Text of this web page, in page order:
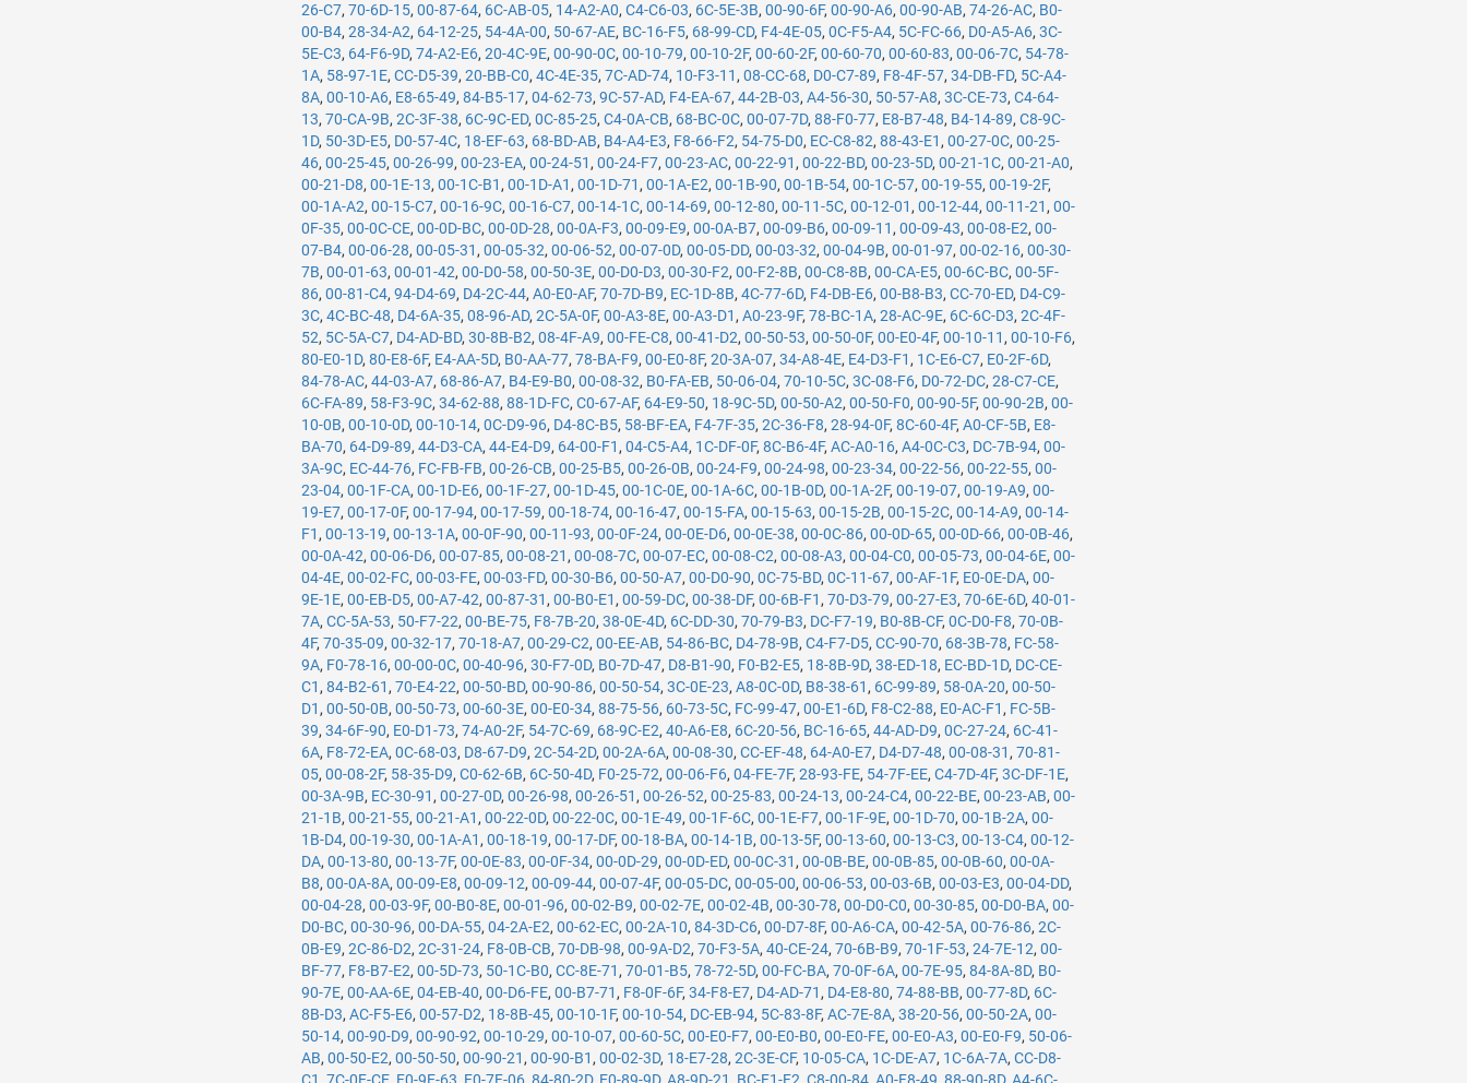
26-C7,70-6D-15,00-87-64, 6C-AB-05, 14-A2-A0,C4-C6-03, 6C-5E-3B,00-90-6F,00-90-A6,00-90-AB,74-26-AC, B0-
00-B4,28-34-A2, 64-12-25, 54-4A-00, 50-67-AE, BC-16-F5, 68-99-CD, F4-4E-05,0C-F5-A4, 5C-FC-66, D0-A5-A6,3C-
5E-C3, 64-F6-9D,74-A2-E6,20-4C-9E,00-90-0C,00-10-79,00-10-2F,00-60-2F,00-60-70,00-60-83,00-06-7C, 54-78-
1A, 58-97-1E,CC-D5-39,20-BB-C0,4C-4E-35,7C-AD-74, 10-F3-11 ,08-CC-68, D0-C7-89, F8-4F-57,34-DB-FD, 5C-A4-
8A,00-10-A6, E8-65-49,84-B5-17,04-62-73,9C-57-AD, F4-EA-67,44-2B-03,A4-56-30, 50-57-A8,3C-CE-73,C4-64-
13,70-CA-9B,2C-3F-38, 6C-9C-ED,0C-85-25,C4-0A-CB, 68-BC-0C,00-07-7D,88-F0-77, E8-B7-48, B4-14-89,C8-9C-
1D, 50-3D-E5, D0-57-4C, 18-EF-63, 68-BD-AB, B4-A4-E3, F8-66-F2, 54-75-D0, EC-C8-82,88-43-E1 ,00-27-0C,00-25-
46,00-25-45,00-26-99,00-23-EA,00-24-51 ,00-24-F7,00-23-AC,00-22-91 ,00-22-BD,00-23-5D,00-21-1C,00-21-A0,
00-21-D8,00-1E-13,00-1C-B1 ,00-1D-A1 ,00-1D-71 ,00-1A-E2,00-1B-90,00-1B-54,00-1C-57,00-19-55,00-19-2F,
00-1A-A2,00-15-C7,00-16-9C,00-16-C7,00-14-1C,00-14-69,00-12-80,00-11-5C,00-12-01 ,00-12-44,00-11-21 ,00-
0F-35,00-0C-CE,00-0D-BC,00-0D-28,00-0A-F3,00-09-E9,00-0A-B7,00-09-B6,00-09-11 ,00-09-43,00-08-E2,00-
07-B4,00-06-28,00-05-31 ,00-05-32,00-06-52,00-07-0D,00-05-DD,00-03-32,00-04-9B,00-01-97,00-02-16,00-30-
7B,00-01-63,00-01-42,00-D0-58,00-50-3E,00-D0-D3,00-30-F2,00-F2-8B,00-C8-8B,00-CA-E5,00-6C-BC,00-5F-
86,00-81-C4,94-D4-69, D4-2C-44,A0-E0-AF,70-7D-B9, EC-1D-8B,4C-77-6D, F4-DB-E6,00-B8-B3,CC-70-ED, D4-C9-
3C,4C-BC-48, D4-6A-35,08-96-AD,2C-5A-0F,00-A3-8E,00-A3-D1 ,A0-23-9F,78-BC-1A,28-AC-9E, 6C-6C-D3,2C-4F-
52, 5C-5A-C7, D4-AD-BD,30-8B-B2,08-4F-A9,00-FE-C8,00-41-D2,00-50-53,00-50-0F,00-E0-4F,00-10-11 ,00-10-F6,
80-E0-1D,80-E8-6F, E4-AA-5D, B0-AA-77,78-BA-F9,00-E0-8F,20-3A-07,34-A8-4E, E4-D3-F1 , 1C-E6-C7, E0-2F-6D,
84-78-AC,44-03-A7, 68-86-A7, B4-E9-B0,00-08-32, B0-FA-EB, 50-06-04,70-10-5C,3C-08-F6, D0-72-DC,28-C7-CE,
6C-FA-89, 58-F3-9C,34-62-88,88-1D-FC,C0-67-AF, 64-E9-50, 18-9C-5D,00-50-A2,00-50-F0,00-90-5F,00-90-2B,00-
10-0B,00-10-0D,00-10-14,0C-D9-96, D4-8C-B5, 58-BF-EA, F4-7F-35,2C-36-F8,28-94-0F,8C-60-4F,A0-CF-5B, E8-
BA-70, 64-D9-89,44-D3-CA,44-E4-D9, 64-00-F1 ,04-C5-A4, 1C-DF-0F,8C-B6-4F,AC-A0-16,A4-0C-C3, DC-7B-94,00-
3A-9C, EC-44-76, FC-FB-FB,00-26-CB,00-25-B5,00-26-0B,00-24-F9,00-24-98,00-23-34,00-22-56,00-22-55,00-
23-04,00-1F-CA,00-1D-E6,00-1F-27,00-1D-45,00-1C-0E,00-1A-6C,00-1B-0D,00-1A-2F,00-19-07,00-19-A9,00-
19-E7,00-17-0F,00-17-94,00-17-59,00-18-74,00-16-47,00-15-FA,00-15-63,00-15-2B,00-15-2C,00-14-A9,00-14-
F1 ,00-13-19,00-13-1A,00-0F-90,00-11-93,00-0F-24,00-0E-D6,00-0E-38,00-0C-86,00-0D-65,00-0D-66,00-0B-46,
00-0A-42,00-06-D6,00-07-85,00-08-21 ,00-08-7C,00-07-EC,00-08-C2,00-08-A3,00-04-C0,00-05-73,00-04-6E,00-
04-4E,00-02-FC,00-03-FE,00-03-FD,00-30-B6,00-50-A7,00-D0-90,0C-75-BD,0C-11-67,00-AF-1F, E0-0E-DA,00-
9E-1E,00-EB-D5,00-A7-42,00-87-31 ,00-B0-E1 ,00-59-DC,00-38-DF,00-6B-F1 ,70-D3-79,00-27-E3,70-6E-6D,40-01-
7A,CC-5A-53, 50-F7-22,00-BE-75, F8-7B-20,38-0E-4D, 6C-DD-30,70-79-B3, DC-F7-19, B0-8B-CF,0C-D0-F8,70-0B-
4F,70-35-09,00-32-17,70-18-A7,00-29-C2,00-EE-AB, 54-86-BC, D4-78-9B,C4-F7-D5,CC-90-70, 68-3B-78, FC-58-
9A, F0-78-16,00-00-0C,00-40-96,30-F7-0D, B0-7D-47, D8-B1-90, F0-B2-E5, 18-8B-9D,38-ED-18, EC-BD-1D, DC-CE-
C1 ,84-B2-61 ,70-E4-22,00-50-BD,00-90-86,00-50-54,3C-0E-23,A8-0C-0D, B8-38-61 , 6C-99-89, 58-0A-20,00-50-
D1 ,00-50-0B,00-50-73,00-60-3E,00-E0-34,88-75-56, 60-73-5C, FC-99-47,00-E1-6D, F8-C2-88, E0-AC-F1 , FC-5B-
39,34-6F-90, E0-D1-73,74-A0-2F, 54-7C-69, 68-9C-E2,40-A6-E8, 6C-20-56, BC-16-65,44-AD-D9,0C-27-24, 6C-41-
6A, F8-72-EA,0C-68-03, D8-67-D9,2C-54-2D,00-2A-6A,00-08-30,CC-EF-48, 64-A0-E7, D4-D7-48,00-08-31 ,70-81-
05,00-08-2F, 58-35-D9,C0-62-6B, 6C-50-4D, F0-25-72,00-06-F6,04-FE-7F,28-93-FE, 54-7F-EE,C4-7D-4F,3C-DF-1E,
00-3A-9B, EC-30-91 ,00-27-0D,00-26-98,00-26-51 ,00-26-52,00-25-83,00-24-13,00-24-C4,00-22-BE,00-23-AB,00-
21-1B,00-21-55,00-21-A1 ,00-22-0D,00-22-0C,00-1E-49,00-1F-6C,00-1E-F7,00-1F-9E,00-1D-70,00-1B-2A,00-
1B-D4,00-19-30,00-1A-A1 ,00-18-19,00-17-DF,00-18-BA,00-14-1B,00-13-5F,00-13-60,00-13-C3,00-13-C4,00-12-
DA,00-13-80,00-13-7F,00-0E-83,00-0F-34,00-0D-29,00-0D-ED,00-0C-31 ,00-0B-BE,00-0B-85,00-0B-60,00-0A-
B8,00-0A-8A,00-09-E8,00-09-12,00-09-44,00-07-4F,00-05-DC,00-05-00,00-06-53,00-03-6B,00-03-E3,00-04-DD,
00-04-28,00-03-9F,00-B0-8E,00-01-96,00-02-B9,00-02-7E,00-02-4B,00-30-78,00-D0-C0,00-30-85,00-D0-BA,00-
D0-BC,00-30-96,00-DA-55,04-2A-E2,00-62-EC,00-2A-10,84-3D-C6,00-D7-8F,00-A6-CA,00-42-5A,00-76-86,2C-
0B-E9,2C-86-D2,2C-31-24, F8-0B-CB,70-DB-98,00-9A-D2,70-F3-5A,40-CE-24,70-6B-B9,70-1F-53,24-7E-12,00-
BF-77, F8-B7-E2,00-5D-73, 50-1C-B0,CC-8E-71 ,70-01-B5,78-72-5D,00-FC-BA,70-0F-6A,00-7E-95,84-8A-8D, B0-
90-7E,00-AA-6E,04-EB-40,00-D6-FE,00-B7-71 , F8-0F-6F,34-F8-E7, D4-AD-71 , D4-E8-80,74-88-BB,00-77-8D, 6C-
8B-D3,AC-F5-E6,00-57-D2, 18-8B-45,00-10-1F,00-10-54, DC-EB-94, 5C-83-8F,AC-7E-8A,38-20-56,00-50-2A,00-
50-14,00-90-D9,00-90-92,00-10-29,00-10-07,00-60-5C,00-E0-F7,00-E0-B0,00-E0-FE,00-E0-A3,00-E0-F9, 50-06-
AB,00-50-E2,00-50-50,00-90-21 ,00-90-B1 ,00-02-3D, 18-E7-28,2C-3E-CF, 10-05-CA, 1C-DE-A7, 1C-6A-7A,CC-D8-